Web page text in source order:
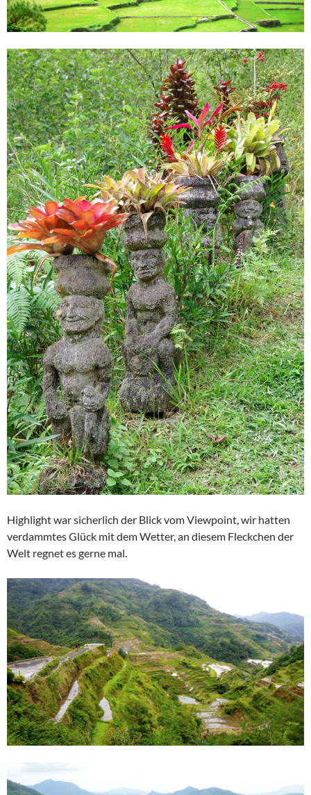
Highlight war sicherlich der Blick vom Viewpoint, wir hatten
verdammtes Glück mit dem Wetter, an diesem Fleckchen der
Welt regnet es gerne mal.